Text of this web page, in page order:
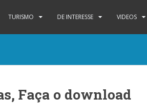
TURISMO DE INTERESSE VIDEOS
Faça o download